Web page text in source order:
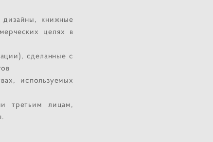
дизайны, книжные
целях в
сделанные с
используемых
третьим лицам,